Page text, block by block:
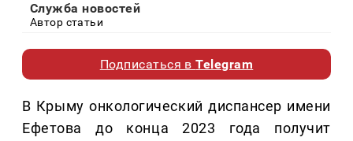
Служба новостей
Автор статьи
Подписаться вTelegram
В Крыму онкологический диспансер имени
Ефетова до конца 2023 года получит